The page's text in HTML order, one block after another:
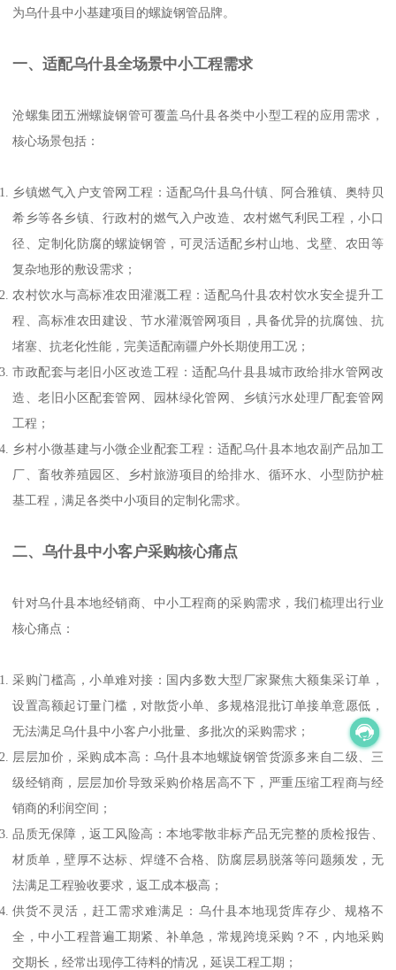
为乌什县中小基建项目的螺旋钢管品牌。
一、适配乌什县全场景中小工程需求
沧螺集团五洲螺旋钢管可覆盖乌什县各类中小型工程的应用需求，
核心场景包括：
乡镇燃气入户支管网工程：适配乌什县乌什镇、阿合雅镇、奥特贝
希乡等各乡镇、行政村的燃气入户改造、农村燃气利民工程，小口
径、定制化防腐的螺旋钢管，可灵活适配乡村山地、戈壁、农田等
复杂地形的敷设需求；
农村饮水与高标准农田灌溉工程：适配乌什县农村饮水安全提升工
程、高标准农田建设、节水灌溉管网项目，具备优异的抗腐蚀、抗
堵塞、抗老化性能，完美适配南疆户外长期使用工况；
市政配套与老旧小区改造工程：适配乌什县县城市政给排水管网改
造、老旧小区配套管网、园林绿化管网、乡镇污水处理厂配套管网
工程；
乡村小微基建与小微企业配套工程：适配乌什县本地农副产品加工
厂、畜牧养殖园区、乡村旅游项目的给排水、循环水、小型防护桩
基工程，满足各类中小项目的定制化需求。
二、乌什县中小客户采购核心痛点
针对乌什县本地经销商、中小工程商的采购需求，我们梳理出行业
核心痛点：
采购门槛高，小单难对接：国内多数大型厂家聚焦大额集采订单，
设置高额起订量门槛，对散货小单、多规格混批订单接单意愿低，
无法满足乌什县中小客户小批量、多批次的采购需求；
层层加价，采购成本高：乌什县本地螺旋钢管货源多来自二级、三
级经销商，层层加价导致采购价格居高不下，严重压缩工程商与经
销商的利润空间；
品质无保障，返工风险高：本地零散非标产品无完整的质检报告、
材质单，壁厚不达标、焊缝不合格、防腐层易脱落等问题频发，无
法满足工程验收要求，返工成本极高；
供货不灵活，赶工需求难满足：乌什县本地现货库存少、规格不
全，中小工程普遍工期紧、补单急，常规跨境采购？不，内地采购
交期长，经常出现停工待料的情况，延误工程工期；